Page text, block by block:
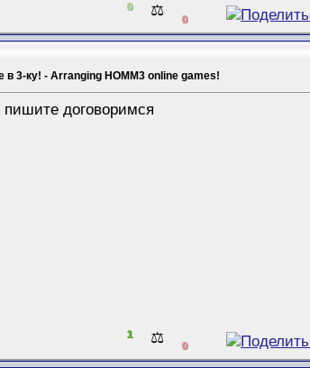
0 ⚖️ 0
в 3-ку! - Arranging HOMM3 online games!
пишите договоримся
1 ⚖️ 0